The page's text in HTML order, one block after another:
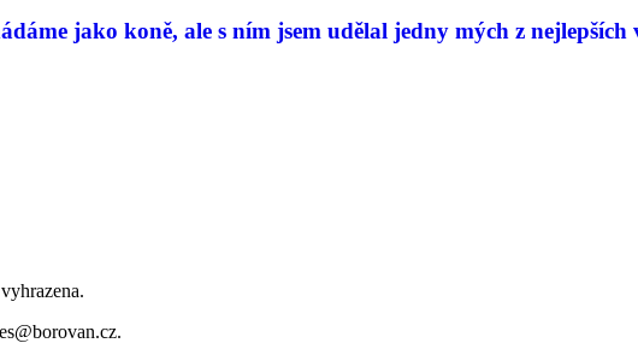
jako koně, ale s ním jsem udělal jedny mých z nejlepších